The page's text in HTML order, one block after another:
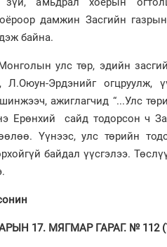
дамжин Засгийн
байна.
улс төр, эдийн
Л.Оюун-Эрдэнийг огцруулж,
ажиглагчид “...Улс
Ерөнхий сайд тодорсон ч
Үүнээс, улс төрийн
байдал үүсгэлээ.
17. МЯГМАР ГАРАГ. № 112